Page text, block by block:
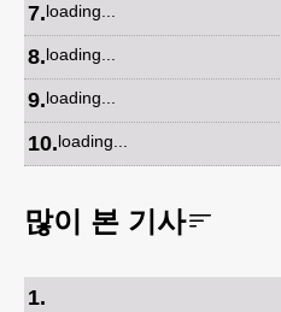
7.loading...
8.loading...
9.loading...
10.loading...
많이 본 기사
1.